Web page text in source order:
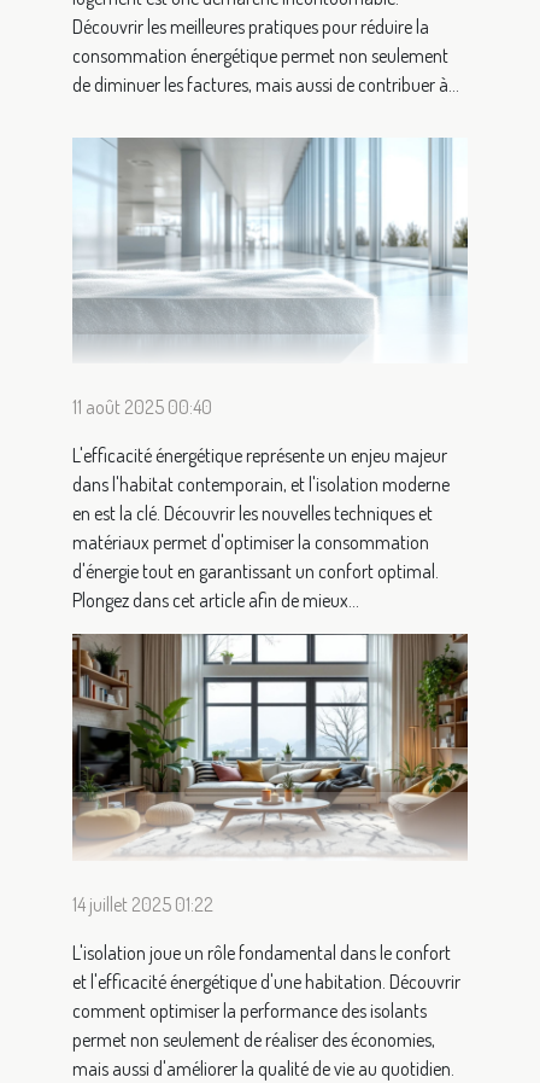
Découvrir les meilleures pratiques pour réduire la
consommation énergétique permet non seulement
de diminuer les factures, mais aussi de contribuer à...
11 août 2025 00:40
L'efficacité énergétique représente un enjeu majeur
dans l'habitat contemporain, et l'isolation moderne
en est la clé. Découvrir les nouvelles techniques et
matériaux permet d'optimiser la consommation
d'énergie tout en garantissant un confort optimal.
Plongez dans cet article afin de mieux...
14 juillet 2025 01:22
L'isolation joue un rôle fondamental dans le confort
et l'efficacité énergétique d'une habitation. Découvrir
comment optimiser la performance des isolants
permet non seulement de réaliser des économies,
mais aussi d'améliorer la qualité de vie au quotidien.